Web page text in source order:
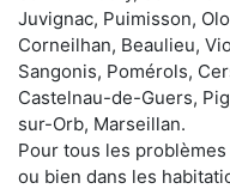
Juvignac, Puimisson,
Corneilhan, Beaulieu,
Sangonis, Pomérols,
Castelnau-de-Guers,
sur-Orb, Marseillan.
Pour tous les
ou bien dans les